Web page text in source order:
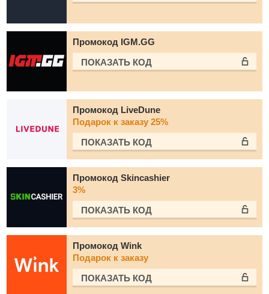
Промокод IGM.GG
ПОКАЗАТЬ КОД
Промокод LiveDune
Подарок к заказу 25%
ПОКАЗАТЬ КОД
Промокод Skincashier
3%
ПОКАЗАТЬ КОД
Промокод Wink
Подарок к заказу
ПОКАЗАТЬ КОД